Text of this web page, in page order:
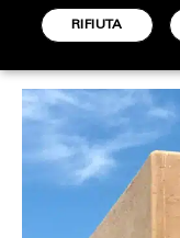
FOOD & BEVERAGE
16 MARZO 2023
RIFIUTA